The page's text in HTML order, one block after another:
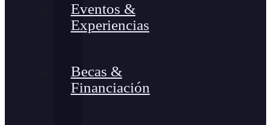
Eventos &
Experiencias
Becas &
Financiación